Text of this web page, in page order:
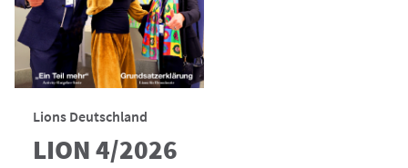
Lions Deutschland
LION 4/2026